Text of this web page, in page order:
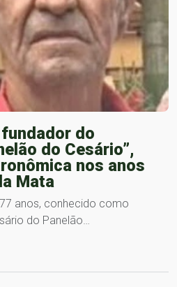
do
do Cesário”,
nos anos
Mata
anos, conhecido como
do Panelão…